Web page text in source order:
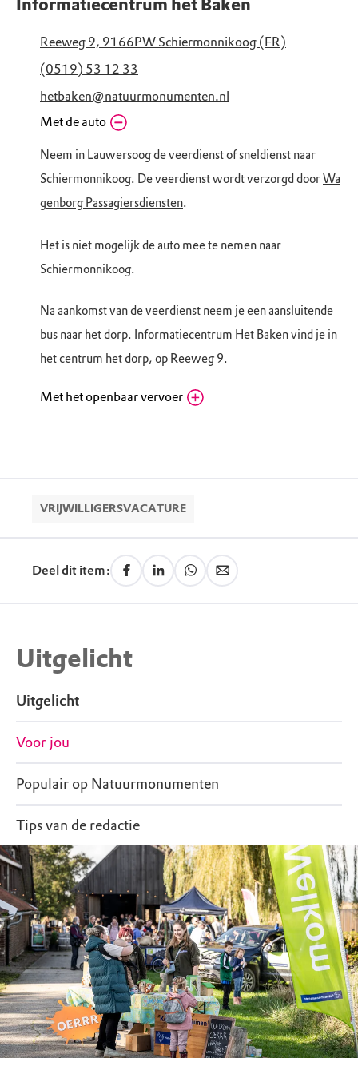
Informatiecentrum het Baken
Reeweg 9, 9166PW Schiermonnikoog (FR)
(0519) 53 12 33
hetbaken@natuurmonumenten.nl
Met de auto
Neem in Lauwersoog de veerdienst of sneldienst naar
Schiermonnikoog. De veerdienst wordt verzorgd doorWa
genborg Passagiersdiensten.
Het is niet mogelijk de auto mee te nemen naar
Schiermonnikoog.
Na aankomst van de veerdienst neem je een aansluitende
bus naar het dorp. Informatiecentrum Het Baken vind je in
het centrum het dorp, op Reeweg 9.
Met het openbaar vervoer
Informatiecentrum het Baken: Lauwersoog is
met de trein tot Leeuwarden of Groningen.
Vanuit Leeuwarden neem je lijn 155 en vanaf
Groningen lijn 163 naar Lauwersoog. Beide
sluiten aan op de vertrektijden van de boot.
Na aankomst van de veerdienst neem je een
aansluitende bus naar het dorp.
centrum het dorp, op Reeweg 9.
VRIJWILLIGERSVACATURE
Deel dit item:
Uitgelicht
Uitgelicht
Voor jou
Populair op Natuurmonumenten
Tips van de redactie